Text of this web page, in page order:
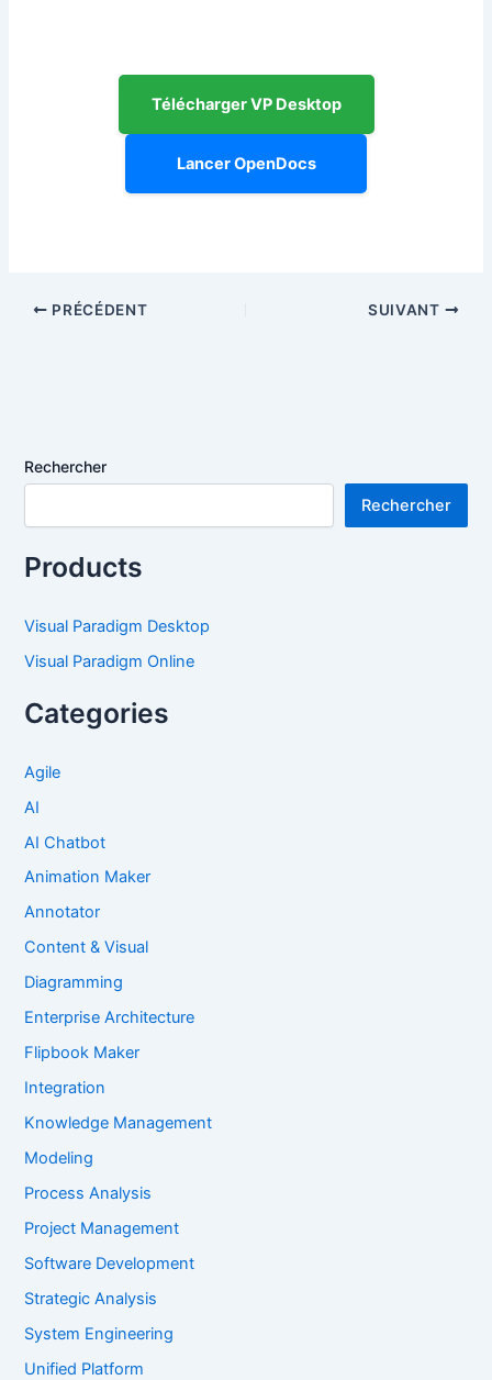
Télécharger VP Desktop
Lancer OpenDocs
PRÉCÉDENT SUIVANT
Rechercher
Rechercher
Products
Visual Paradigm Desktop
Visual Paradigm Online
Categories
Agile
AI
AI Chatbot
Animation Maker
Annotator
Content & Visual
Diagramming
Enterprise Architecture
Flipbook Maker
Integration
Knowledge Management
Modeling
Process Analysis
Project Management
Software Development
Strategic Analysis
System Engineering
Unified Platform